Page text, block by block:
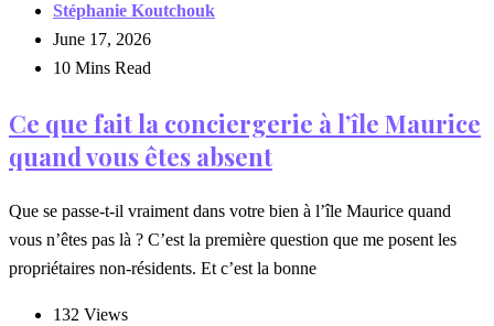
Stéphanie Koutchouk
June 17, 2026
10 Mins Read
Ce que fait la conciergerie à l’île Maurice
quand vous êtes absent
Que se passe-t-il vraiment dans votre bien à l’île Maurice quand
vous n’êtes pas là ? C’est la première question que me posent les
propriétaires non-résidents. Et c’est la bonne
132 Views